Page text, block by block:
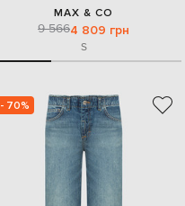
MAX & CO
9 5664 809 грн
S
- 70%